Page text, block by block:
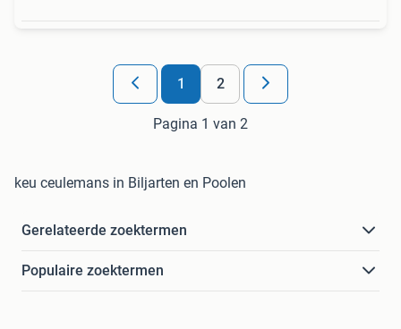
1 2
Pagina 1 van 2
keu ceulemans in Biljarten en Poolen
Gerelateerde zoektermen
Populaire zoektermen